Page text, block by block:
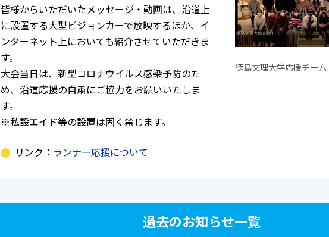
徳島文理大学応援チーム
皆様からいただいたメッセージ・動画は、沿道上
に設置する大型ビジョンカーで放映するほか、イ
ンターネット上においても紹介させていただきま
す。
大会当日は、新型コロナウイルス感染予防のた
め、沿道応援の自粛にご協力をお願いいたしま
す。
※私設エイド等の設置は固く禁じます。
リンク： ランナー応援について
過去のお知らせ一覧